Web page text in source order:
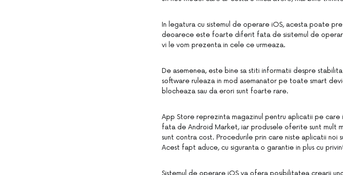
In legatura cu sistemul de operare iOS, acesta poate
deoarece este foarte diferit fata de sisitemul de
vi le vom prezenta in cele ce urmeaza.
De asemenea, este bine sa stiti informatii despre
software ruleaza in mod asemanator pe toate smart
blocheaza sau da erori sunt foarte rare.
App Store reprezinta magazinul pentru aplicatii pe
fata de Android Market, iar produsele oferite sunt mult
sunt contra cost. Procedurile prin care niste aplicatii noi
Acest fapt aduce, cu siguranta o garantie in plus cu